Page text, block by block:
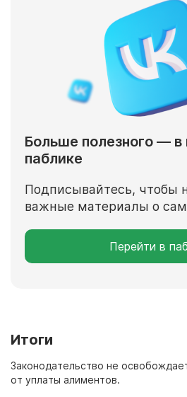
Больше полезного —
паблике
Подписывайтесь, чтобы
важные материалы о
Перейти в
Итоги
Законодательство не
от уплаты алиментов.